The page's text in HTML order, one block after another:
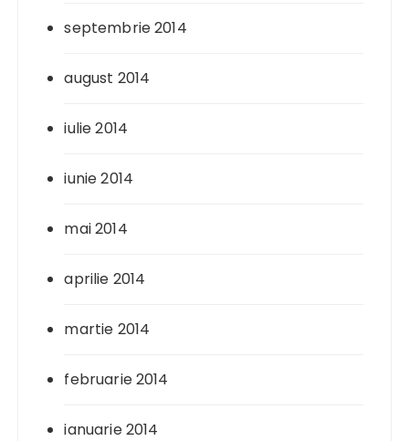
septembrie 2014
august 2014
iulie 2014
iunie 2014
mai 2014
aprilie 2014
martie 2014
februarie 2014
ianuarie 2014